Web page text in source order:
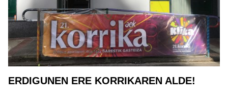
ERDIGUNEN ERE KORRIKAREN ALDE!